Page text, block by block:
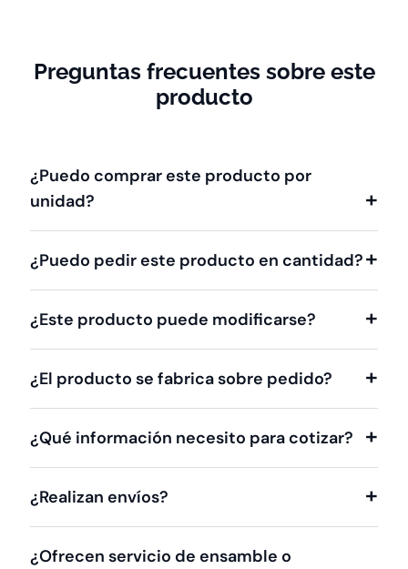
Preguntas frecuentes sobre este
producto
¿Puedo comprar este producto por
unidad?
¿Puedo pedir este producto en cantidad?
¿Este producto puede modificarse?
¿El producto se fabrica sobre pedido?
¿Qué información necesito para cotizar?
¿Realizan envíos?
¿Ofrecen servicio de ensamble o